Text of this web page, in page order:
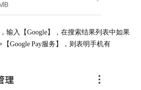
输入【Google】，在搜索结果列表中如果
Google Pay服务】，则表明手机有